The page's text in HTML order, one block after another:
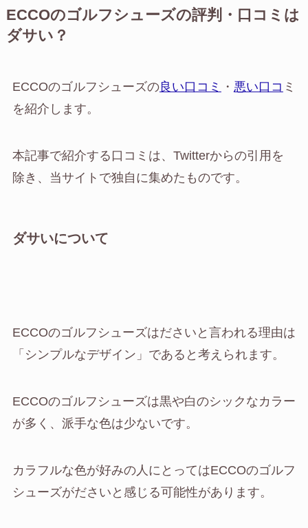
ECCOのゴルフシューズの評判・口コミは
ダサい？
ECCOのゴルフシューズの良い口コミ ・ 悪い口コ ミ
を紹介します。
本記事で紹介する口コミは、Twitterからの引用を
除き、当サイトで独自に集めたものです。
ダサいについて
ECCOのゴルフシューズはださいと言われる理由は
「シンプルなデザイン」であると考えられます。
ECCOのゴルフシューズは黒や白のシックなカラー
が多く、派手な色は少ないです。
カラフルな色が好みの人にとってはECCOのゴルフ
シューズがださいと感じる可能性があります。